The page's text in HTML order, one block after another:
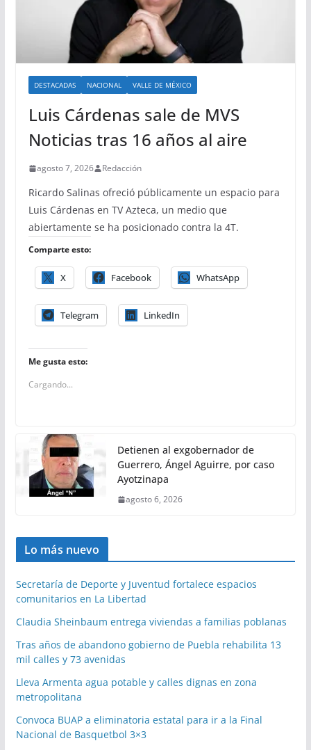
DESTACADAS NACIONAL VALLE DE MÉXICO
Luis Cárdenas sale de MVS
Noticias tras 16 años al aire
agosto 7, 2026 Redacción
Ricardo Salinas ofreció públicamente un espacio para
Luis Cárdenas en TV Azteca, un medio que
abiertamente se ha posicionado contra la 4T.
Comparte esto:
X Facebook WhatsApp
Telegram LinkedIn
Me gusta esto:
Cargando...
Detienen al exgobernador de
Guerrero, Ángel Aguirre, por caso
Ayotzinapa
agosto 6, 2026
Lo más nuevo
Secretaría de Deporte y Juventud fortalece espacios
comunitarios en La Libertad
Claudia Sheinbaum entrega viviendas a familias poblanas
Tras años de abandono gobierno de Puebla rehabilita 13
mil calles y 73 avenidas
Lleva Armenta agua potable y calles dignas en zona
metropolitana
Convoca BUAP a eliminatoria estatal para ir a la Final
Nacional de Basquetbol 3×3